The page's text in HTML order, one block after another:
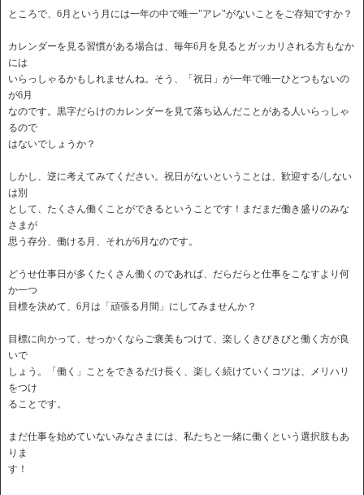
ところで、6月という月には一年の中で唯一"アレ"がないことをご存知ですか？
カレンダーを見る習慣がある場合は、毎年6月を見るとガッカリされる方もなか
には
いらっしゃるかもしれませんね。そう、「祝日」が一年で唯一ひとつもないの
が6月
なのです。黒字だらけのカレンダーを見て落ち込んだことがある人いらっしゃ
るので
はないでしょうか？
しかし、逆に考えてみてください。祝日がないということは、歓迎する/しない
は別
として、たくさん働くことができるということです！まだまだ働き盛りのみな
さまが
思う存分、働ける月、それが6月なのです。
どうせ仕事日が多くたくさん働くのであれば、だらだらと仕事をこなすより何
か一つ
目標を決めて、6月は「頑張る月間」にしてみませんか？
目標に向かって、せっかくならご褒美もつけて、楽しくきびきびと働く方が良
いで
しょう。「働く」ことをできるだけ長く、楽しく続けていくコツは、メリハリ
をつけ
ることです。
まだ仕事を始めていないみなさまには、私たちと一緒に働くという選択肢もあ
りま
す！